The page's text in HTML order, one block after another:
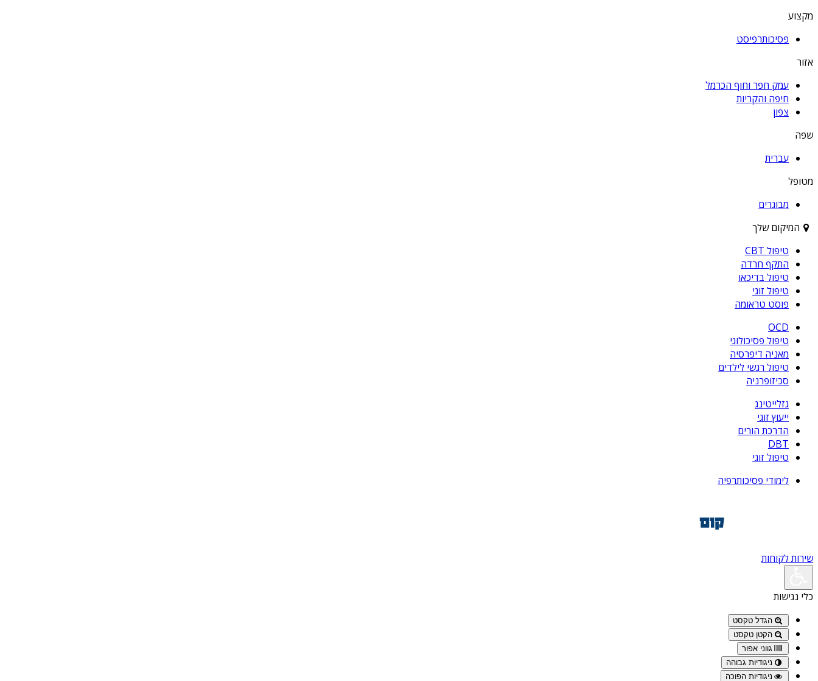
מקצוע
פסיכותרפיסט
אזור
עמק חפר וחוף הכרמל
חיפה והקריות
צפון
שפה
עברית
מטופל
מבוגרים
המיקום שלך
טיפול CBT
התקף חרדה
טיפול בדיכאו
טיפול זוגי
פוסט טראומה
OCD
טיפול פסיכולוגי
מאניה דיפרסיה
טיפול רגשי לילדים
סכיזופרניה
גזלייטינג
ייעוץ זוגי
הדרכת הורים
DBT
טיפול זוגי
לימודי פסיכותרפיה
שירות לקוחות
כלי נגישות
הגדל טקסט
הקטן טקסט
גווני אפור
ניגודיות גבוהה
ניגודיות הפוכה